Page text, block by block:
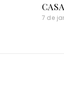
7 de